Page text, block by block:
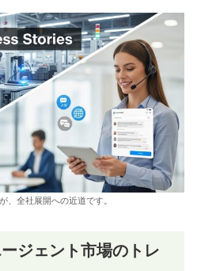
、全社展開への近道です。
ジェント市場のトレ